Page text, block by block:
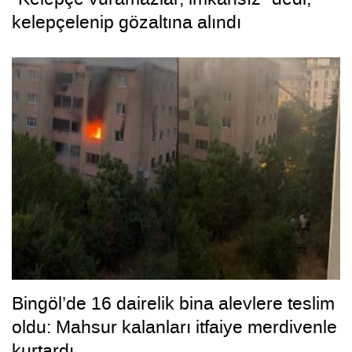
kelepçelenip gözaltına alındı
Bingöl’de 16 dairelik bina alevlere teslim
oldu: Mahsur kalanları itfaiye merdivenle